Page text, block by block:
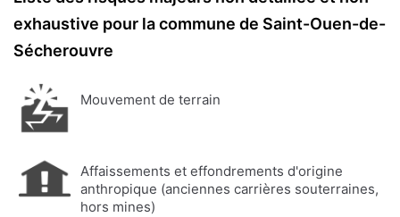
exhaustive pour la commune de Saint-Ouen-de-
Sécherouvre
Mouvement de terrain
Affaissements et effondrements d'origine
anthropique (anciennes carrières souterraines,
hors mines)